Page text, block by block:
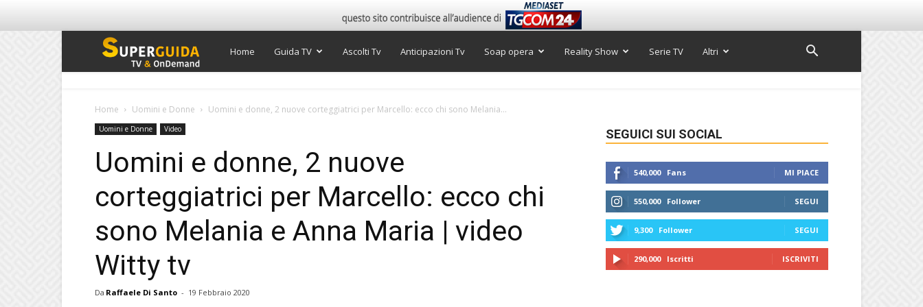
Super
Home Guida TV Ascolti Tv Anticipazioni Tv Soap opera Reality Show Serie TV Altri
Home Uomini e Donne Uomini e donne, 2 nuove corteggiatrici per Marcello: ecco chi sono Melania...
Uomini e Donne Video
Uomini e donne, 2 nuove
corteggiatrici per Marcello: ecco chi
sono Melania e Anna Maria | video
Witty tv
Da Raffaele Di Santo - 19 Febbraio 2020
SEGUICI SUI SOCIAL
540,000 Fans MI PIACE
550,000 Follower SEGUI
9,300 Follower SEGUI
290,000 Iscritti ISCRIVITI